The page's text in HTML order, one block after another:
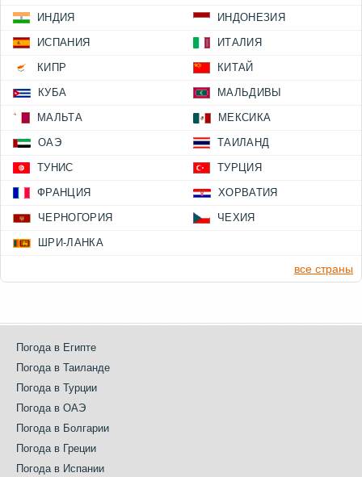
ИНДИЯ ИНДОНЕЗИЯ
ИСПАНИЯ ИТАЛИЯ
КИПР КИТАЙ
КУБА МАЛЬДИВЫ
МАЛЬТА МЕКСИКА
ОАЭ ТАИЛАНД
ТУНИС ТУРЦИЯ
ФРАНЦИЯ ХОРВАТИЯ
ЧЕРНОГОРИЯ ЧЕХИЯ
ШРИ-ЛАНКА
все страны
Погода в Египте
Погода в Таиланде
Погода в Турции
Погода в ОАЭ
Погода в Болгарии
Погода в Греции
Погода в Испании